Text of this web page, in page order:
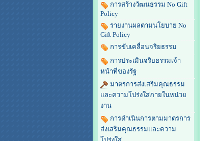
การสร้างวัฒนธรรม No Gift
Policy
รายงานผลตามนโยบาย No
Gift Policy
การขับเคลื่อนจริยธรรม
การประเมินจริยธรรมเจ้า
หน้าที่ของรัฐ
มาตรการส่งเสริมคุณธรรม
และความโปร่งใสภายในหน่วย
งาน
การดำเนินการตามมาตรการ
ส่งเสริมคุณธรรมและความ